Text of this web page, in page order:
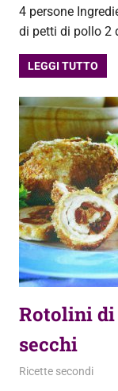
4 persone
di petti di pollo 2
LEGGI TUTTO
Rotolini
secchi
25 Ottobre 2013
admin
Ricette secondi